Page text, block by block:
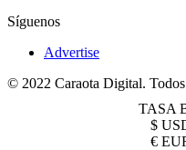
Síguenos
Advertise
© 2022 Caraota Digital. Todos
TASA
$
€